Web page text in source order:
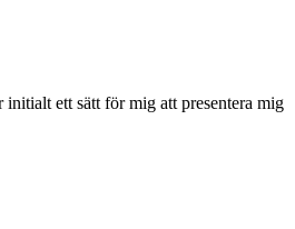
ett sätt för mig att presentera mig